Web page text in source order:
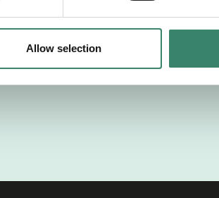
Allow selection